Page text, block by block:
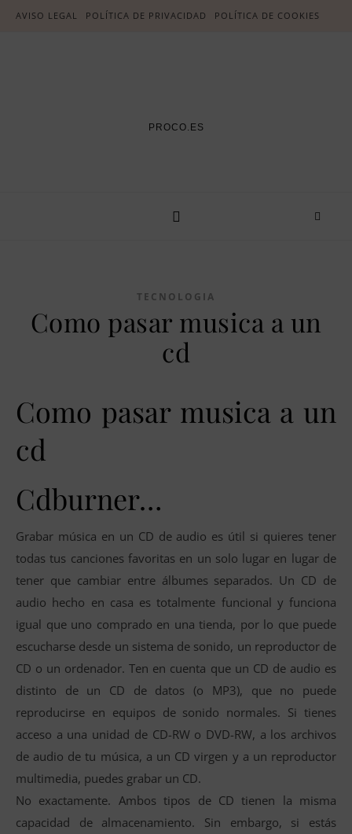
AVISO LEGAL POLÍTICA DE PRIVACIDAD POLÍTICA DE COOKIES
PROCO.ES
TECNOLOGIA
Como pasar musica a un
cd
Como pasar musica a un
cd
Cdburner…
Grabar música en un CD de audio es útil si quieres tener
todas tus canciones favoritas en un solo lugar en lugar de
tener que cambiar entre álbumes separados. Un CD de
audio hecho en casa es totalmente funcional y funciona
igual que uno comprado en una tienda, por lo que puede
escucharse desde un sistema de sonido, un reproductor de
CD o un ordenador. Ten en cuenta que un CD de audio es
distinto de un CD de datos (o MP3), que no puede
reproducirse en equipos de sonido normales. Si tienes
acceso a una unidad de CD-RW o DVD-RW, a los archivos
de audio de tu música, a un CD virgen y a un reproductor
multimedia, puedes grabar un CD.
No exactamente. Ambos tipos de CD tienen la misma
capacidad de almacenamiento. Sin embargo, si estás